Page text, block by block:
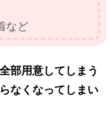
など
部用意してしまう
なくなってしまい